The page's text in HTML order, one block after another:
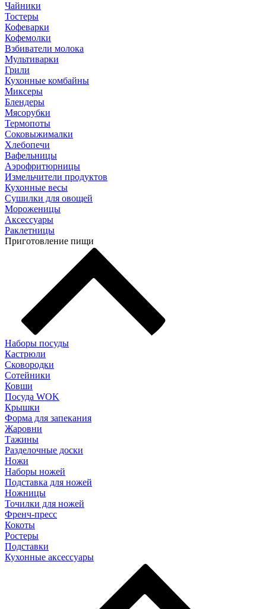
Чайники
Тостеры
Кофеварки
Кофемолки
Взбиватели молока
Мультиварки
Грили
Кухонные комбайны
Mиксеры
Блендеры
Мясорубки
Термопоты
Соковыжималки
Хлебопечи
Вафельницы
Аэрофритюрницы
Измельчители продуктов
Кухонные весы
Сушилки для овощей
Мороженицы
Аксессуары
Раклетницы
Приготовление пищи
Наборы посуды
Кастрюли
Сковородки
Сотейники
Ковши
Посуда WOK
Крышки
Форма для запекания
Жаровни
Тажины
Разделочные доски
Ножи
Наборы ножей
Подставка для ножей
Ножницы
Точилки для ножей
Френч-пресс
Кокоты
Ростеры
Подставки
Кухонные аксессуары